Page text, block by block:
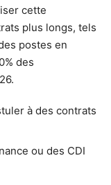
cette
plus longs, tels
postes en
des
à des contrats
ou des CDI